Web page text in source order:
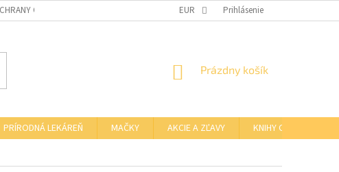
OSOBNÝCH ÚDAJOV OTVÁRACIE HODINY KAMENNEJ PREDAJNE
EUR Prihlásenie
NÁKUPNÝ
Prázdny košík
PRÍRODNÁ LEKÁREŇ MAČKY AKCIE A ZĽAVY
KNIHY O BARFE